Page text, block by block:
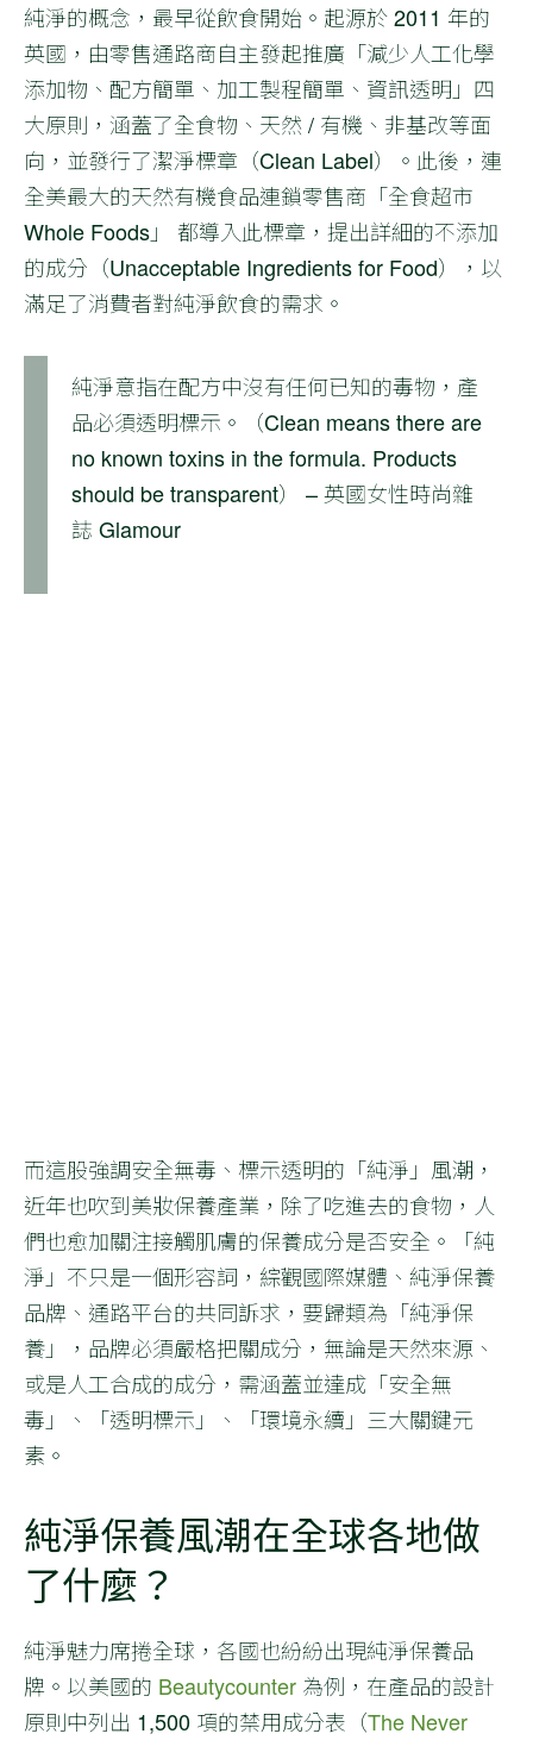
純淨的概念，最早從飲食開始。起源於 2011 年的
英國，由零售通路商自主發起推廣「減少人工化學
添加物、配方簡單、加工製程簡單、資訊透明」四
大原則，涵蓋了全食物、天然 / 有機、非基改等面
向，並發行了潔淨標章（Clean Label）。此後，連
全美最大的天然有機食品連鎖零售商「全食超市
Whole Foods」 都導入此標章，提出詳細的不添加
的成分（Unacceptable Ingredients for Food），以
滿足了消費者對純淨飲食的需求。
純淨意指在配方中沒有任何已知的毒物，產
品必須透明標示。（Clean means there are
no known toxins in the formula. Products
should be transparent） – 英國女性時尚雜
誌 Glamour
而這股強調安全無毒、標示透明的「純淨」風潮，
近年也吹到美妝保養產業，除了吃進去的食物，人
們也愈加關注接觸肌膚的保養成分是否安全。「純
淨」不只是一個形容詞，綜觀國際媒體、純淨保養
品牌、通路平台的共同訴求，要歸類為「純淨保
養」，品牌必須嚴格把關成分，無論是天然來源、
或是人工合成的成分，需涵蓋並達成「安全無
毒」、「透明標示」、「環境永續」三大關鍵元
素。
純淨保養風潮在全球各地做
了什麼？
純淨魅力席捲全球，各國也紛紛出現純淨保養品
牌。以美國的 Beautycounter 為例，在產品的設計
原則中列出 1,500 項的禁用成分表（The Never